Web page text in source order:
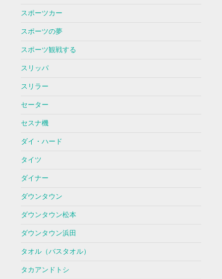
スポーツカー
スポーツの夢
スポーツ観戦する
スリッパ
スリラー
セーター
セスナ機
ダイ・ハード
タイツ
ダイナー
ダウンタウン
ダウンタウン松本
ダウンタウン浜田
タオル（バスタオル）
タカアンドトシ